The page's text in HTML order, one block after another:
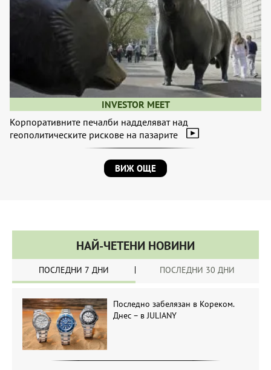
INVESTOR MEET
Корпоративните печалби надделяват над
геополитическите рискове на пазарите
ВИЖ ОЩЕ
НАЙ-ЧЕТЕНИ НОВИНИ
ПОСЛЕДНИ 7 ДНИ ПОСЛЕДНИ 30 ДНИ
Последно забелязан в Кореком.
Днес – в JULIANY